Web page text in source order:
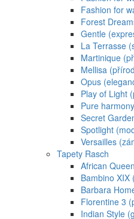
Fashion for
Forest
Gentle
La Terrasse
Martinique
Mellisa
Opus
Play of Light
Pure
Secret
Spotlight
Versailles
Tapety Rasch
African
Bambino XIX
Barbara
Florentine 3
Indian Style